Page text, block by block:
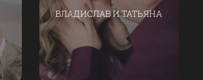
ВЛАДИСЛАВ И ТАТЬЯНА